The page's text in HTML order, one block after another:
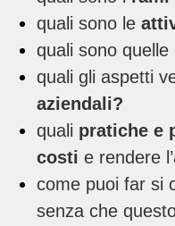
quali sono le
quali sono quelle
quali gli aspetti
aziendali?
quali pratiche e
costi e rendere
come puoi far si
senza che